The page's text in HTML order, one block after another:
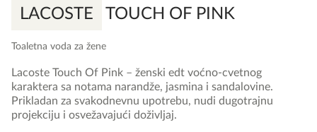
LACOSTE TOUCH OF PINK
Toaletna voda za žene
Lacoste Touch Of Pink – ženski edt voćno-cvetnog
karaktera sa notama narandže, jasmina i sandalovine.
Prikladan za svakodnevnu upotrebu, nudi dugotrajnu
projekciju i osvežavajući doživljaj.